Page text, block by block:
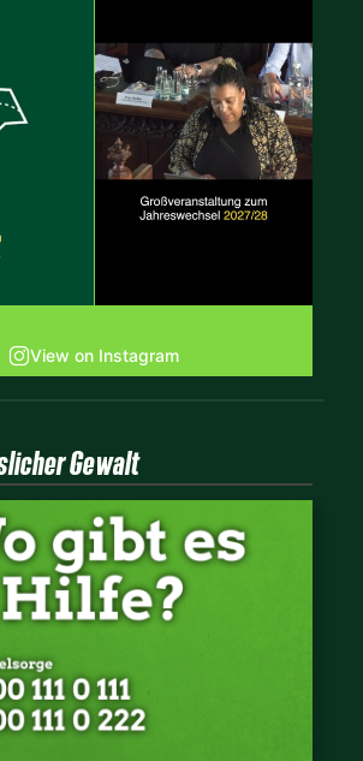
View on Instagram
Gewalt